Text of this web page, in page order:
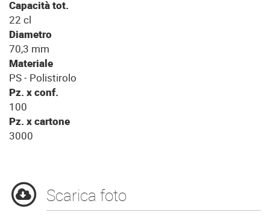
Capacità tot.
22 cl
Diametro
70,3 mm
Materiale
PS - Polistirolo
Pz. x conf.
100
Pz. x cartone
3000
Scarica foto